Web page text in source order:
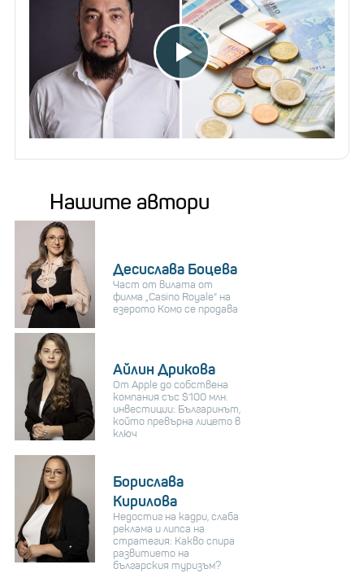
Нашите автори
Десислава Боцева
Част от вилата от
филма „Casino Royale“ на
езерото Комо се продава
Айлин Дрикова
От Apple до собствена
компания със $100 млн.
инвестиции: Българинът,
който превърна лицето в
ключ
Борислава
Кирилова
Недостиг на кадри, слаба
реклама и липса на
стратегия: Какво спира
развитието на
българския туризъм?